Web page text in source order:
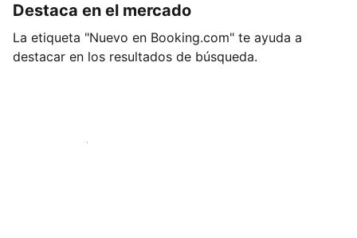
Destaca en el mercado
La etiqueta "Nuevo en Booking.com" te ayuda a
destacar en los resultados de búsqueda.
Empieza hoy mismo